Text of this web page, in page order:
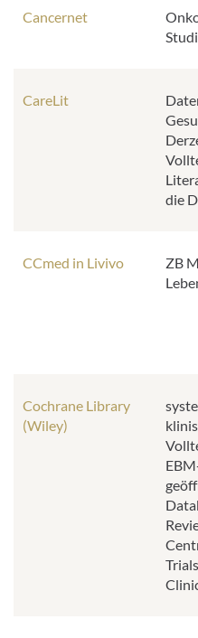
Cancernet
CareLit
die
CCmed in Livivo
ZB
Cochrane Library
(Wiley)